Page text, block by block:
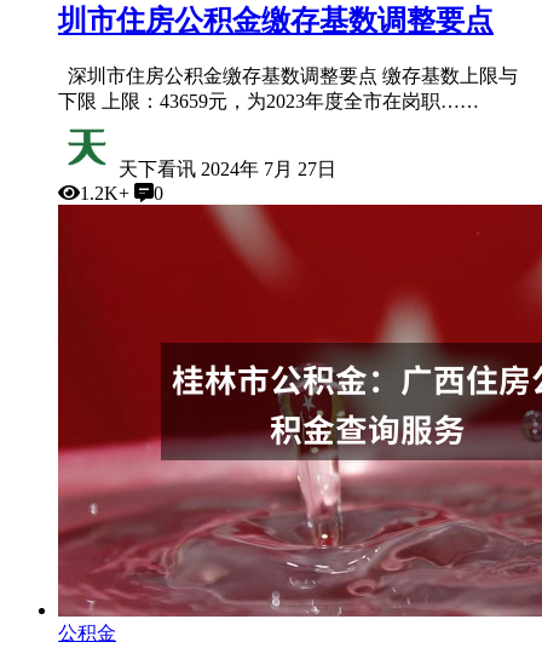
圳市住房公积金缴存基数调整要点
深圳市住房公积金缴存基数调整要点 缴存基数上限与
下限 上限：43659元，为2023年度全市在岗职……
天下看讯 2024年 7月 27日
1.2K+
0
公积金